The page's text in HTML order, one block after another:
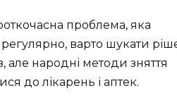
проблема, яка
варто шукати
народні методи зняття
до лікарень і аптек.